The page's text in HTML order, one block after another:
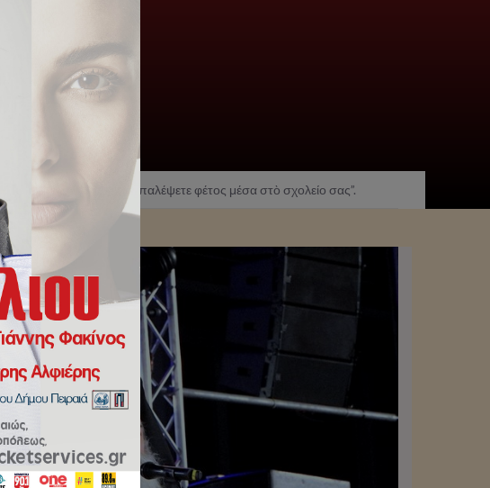
θέλετε ἀξίζει νὰ τὰ παλέψετε φέτος μέσα στὸ σχολείο σας”.